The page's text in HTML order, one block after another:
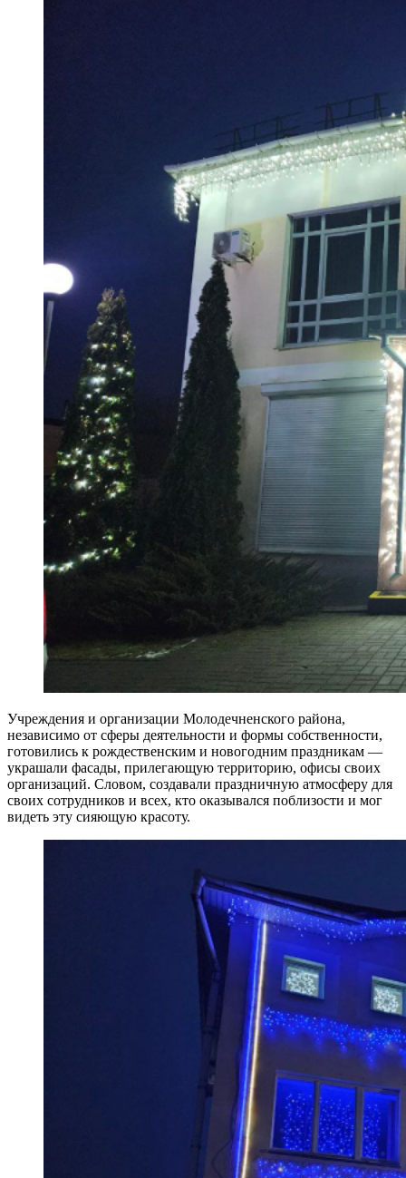
Учреждения и организации Молодечненского района,
независимо от сферы деятельности и формы собственности,
готовились к рождественским и новогодним праздникам —
украшали фасады, прилегающую территорию, офисы своих
организаций. Словом, создавали праздничную атмосферу для
своих сотрудников и всех, кто оказывался поблизости и мог
видеть эту сияющую красоту.